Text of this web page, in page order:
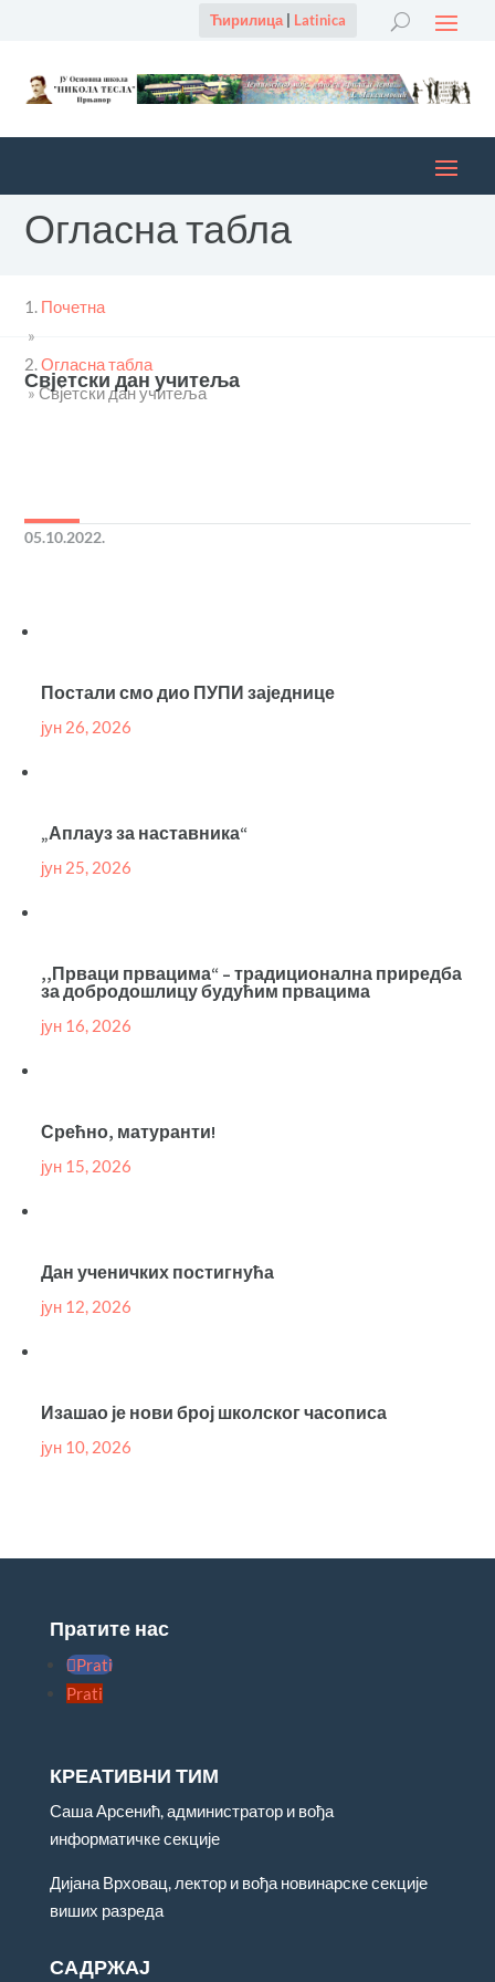
Ћирилица| Latinica
Огласна табла
Почетна
»
Огласна табла
»Свјетски дан учитеља
Свјетски дан учитеља
05.10.2022.
Постали смо дио ПУПИ заједнице
јун 26, 2026
„Аплауз за наставника“
јун 25, 2026
,,Прваци првацима“ – традиционална приредба
за добродошлицу будућим првацима
јун 16, 2026
Срећно, матуранти!
јун 15, 2026
Дан ученичких постигнућа
јун 12, 2026
Изашао је нови број школског часописа
јун 10, 2026
Пратите нас
Prati
Prati
КРЕАТИВНИ ТИМ
Саша Арсенић, администратор и вођа
информатичке секције
Дијана Врховац, лектор и вођа новинарске секције
виших разреда
САДРЖАЈ